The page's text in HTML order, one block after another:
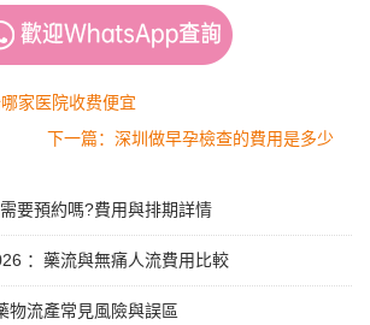
家医院收费便宜
下一篇：深圳做早孕檢查的費用是多少
要預約嗎?費用與排期詳情
：藥流與無痛人流費用比較
物流產常見風險與誤區